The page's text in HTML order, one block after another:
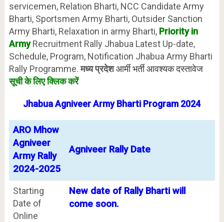
servicemen, Relation Bharti, NCC Candidate Army
Bharti, Sportsmen Army Bharti, Outsider Sanction
Army Bharti, Relaxation in army Bharti, Priority in
ArmyRecruitment Rally Jhabua Latest Up-date,
Schedule, Program, Notification Jhabua Army Bharti
Rally Programme.मध्य प्रदेशआर्मी भर्ती आवश्यक दस्तावेज
सूची के लिए क्लिक करें
JhabuaAgniveer Army Bharti Program 2024
ARO Mhow
Agniveer
Army Rally
2024-2025
Agniveer Rally Date
Starting
Date of
Online
New date of Rally Bharti will
come soon.